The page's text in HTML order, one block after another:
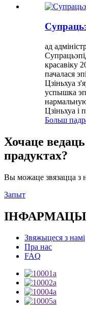
ад
красавіку
пачалася
Цзіньхуа
успышка
Цзіньхуа і
Больш
Хочаце
прадуктах?
Вы можаце звязацца з
Запыт
Звяжыцеся з намі
Пра нас
FAQ